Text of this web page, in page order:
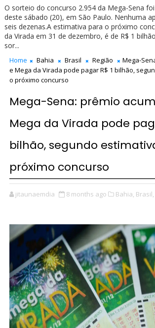
O sorteio do concurso 2.954 da Mega-Sena
deste sábado (20), em São Paulo. Nenhuma
seis dezenas.A estimativa para o próximo
da Virada em 31 de dezembro, é de R$ 1
sor...
Home Bahia Brasil Região
Mega-
e Mega da Virada pode pagar R$ 1 bilhão,
o próximo concurso
Mega-Sena: prêmio
Mega da Virada pode
bilhão, segundo
próximo concurso
jitaunaemdia 8 months ago Bahia, Brasil,